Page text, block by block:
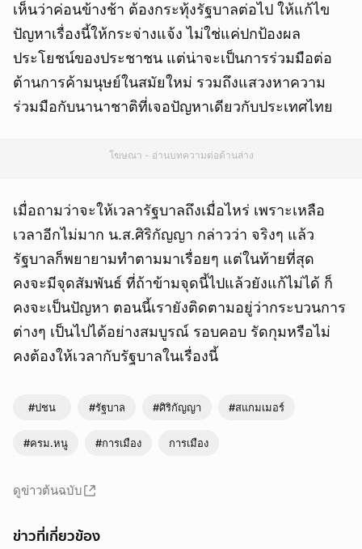
เห็นว่าค่อนข้างช้า ต้องกระทุ้งรัฐบาลต่อไป ให้แก้ไข
ปัญหาเรื่องนี้ให้กระจ่างแจ้ง ไม่ใช่แค่ปกป้องผล
ประโยชน์ของประชาชน แต่น่าจะเป็นการร่วมมือต่อ
ต้านการค้ามนุษย์ในสมัยใหม่ รวมถึงแสวงหาความ
ร่วมมือกับนานาชาติที่เจอปัญหาเดียวกับประเทศไทย
โฆษณา - อ่านบทความต่อด้านล่าง
เมื่อถามว่าจะให้เวลารัฐบาลถึงเมื่อไหร่ เพราะเหลือ
เวลาอีกไม่มาก น.ส.ศิริกัญญา กล่าวว่า จริงๆ แล้ว
รัฐบาลก็พยายามทำตามมาเรื่อยๆ แต่ในท้ายที่สุด
คงจะมีจุดสัมพันธ์ ที่ถ้าข้ามจุดนี้ไปแล้วยังแก้ไม่ได้ ก็
คงจะเป็นปัญหา ตอนนี้เรายังติดตามอยู่ว่ากระบวนการ
ต่างๆ เป็นไปได้อย่างสมบูรณ์ รอบคอบ รัดกุมหรือไม่
คงต้องให้เวลากับรัฐบาลในเรื่องนี้
#ปชน #รัฐบาล #ศิริกัญญา #สแกมเมอร์
#ครม.หนู #การเมือง การเมือง
ดูข่าวต้นฉบับ
ข่าวที่เกี่ยวข้อง